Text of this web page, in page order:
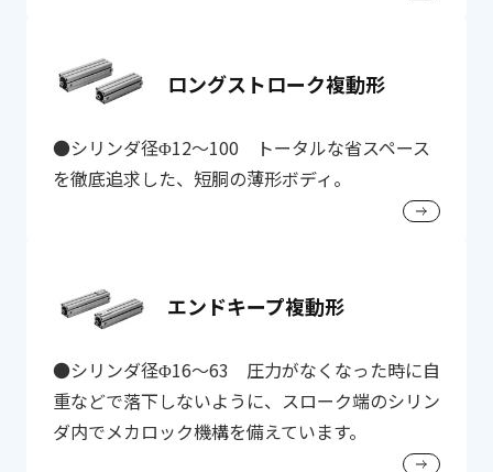
ロングストローク複動形
●シリンダ径Φ12～100 トータルな省スペース
を徹底追求した、短胴の薄形ボディ。
エンドキープ複動形
●シリンダ径Φ16～63 圧力がなくなった時に自
重などで落下しないように、スローク端のシリン
ダ内でメカロック機構を備えています。